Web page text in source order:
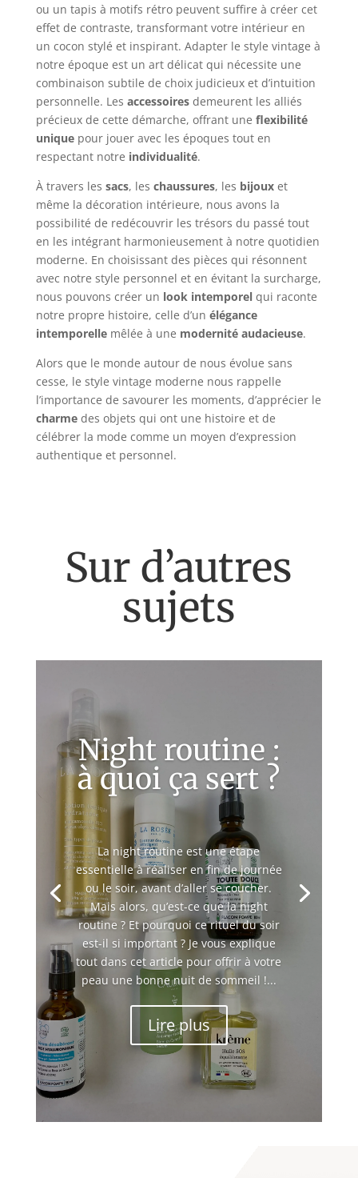
ou un tapis à motifs rétro peuvent suffire à créer cet
effet de contraste, transformant votre intérieur en
un cocon stylé et inspirant. Adapter le style vintage à
notre époque est un art délicat qui nécessite une
combinaison subtile de choix judicieux et d’intuition
personnelle. Les accessoiresdemeurent les alliés
précieux de cette démarche, offrant une flexibilité
uniquepour jouer avec les époques tout en
respectant notre individualité.
À travers les sacs, les chaussures, les bijouxet
même la décoration intérieure, nous avons la
possibilité de redécouvrir les trésors du passé tout
en les intégrant harmonieusement à notre quotidien
moderne. En choisissant des pièces qui résonnent
avec notre style personnel et en évitant la surcharge,
nous pouvons créer un look intemporelqui raconte
notre propre histoire, celle d’un élégance
intemporellemêlée à une modernité audacieuse.
Alors que le monde autour de nous évolue sans
cesse, le style vintage moderne nous rappelle
l’importance de savourer les moments, d’apprécier le
charmedes objets qui ont une histoire et de
célébrer la mode comme un moyen d’expression
authentique et personnel.
Sur d’autres
sujets
Night routine :
à quoi ça sert ?
La night routine est une étape
essentielle à réaliser en fin de journée
ou le soir, avant d’aller se coucher.
Mais alors, qu’est-ce que la night
routine ? Et pourquoi ce rituel du soir
est-il si important ? Je vous explique
tout dans cet article pour offrir à votre
peau une bonne nuit de sommeil !...
Lire plus